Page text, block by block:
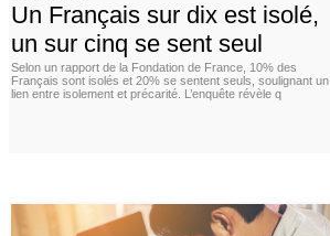
Un Français sur dix est isolé,
un sur cinq se sent seul
Selon un rapport de la Fondation de France, 10% des
Français sont isolés et 20% se sentent seuls, soulignant un
lien entre isolement et précarité. L’enquête révèle q